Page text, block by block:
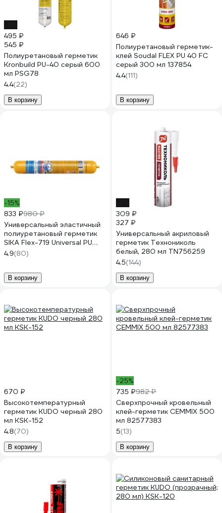
495 ₽
545 ₽
Полиуретановый герметик
Kronbuild PU-40 серый 600
мл PSG78
4.4(22)
В корзину
646 ₽
Полиуретановый герметик-
клей Soudal FLEX PU 40 FC
серый 300 мл 137854
4.4(111)
В корзину
-15%
833 ₽980 ₽
Универсальный эластичный
полиуретановый герметик
SIKA Flex-719 Universal PU
серый 600мл. 732365
4.9(80)
В корзину
309 ₽
327 ₽
Универсальный акриловый
герметик Технониколь
белый, 280 мл TN756259
4.5(144)
В корзину
670 ₽
Высокотемпературный
герметик KUDO черный 280
мл KSK-152
4.8(70)
В корзину
-25%
735 ₽982 ₽
Сверхпрочный кровельный
клей-герметик CEMMIX 500
мл 82577383
5(13)
В корзину